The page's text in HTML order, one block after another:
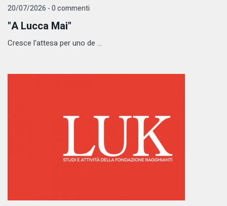
20/07/2026 - 0 commenti
"A Lucca Mai"
Cresce l'attesa per uno de ...